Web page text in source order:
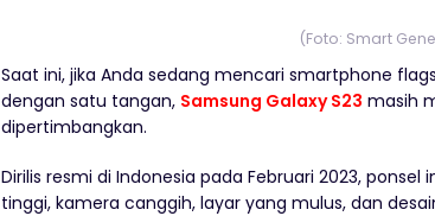
(Foto: Smart
Saat ini, jika Anda sedang mencari smartphone
dengan satu tangan, Samsung Galaxy S23 masih
dipertimbangkan.
Dirilis resmi di Indonesia pada Februari 2023,
tinggi, kamera canggih, layar yang mulus, dan